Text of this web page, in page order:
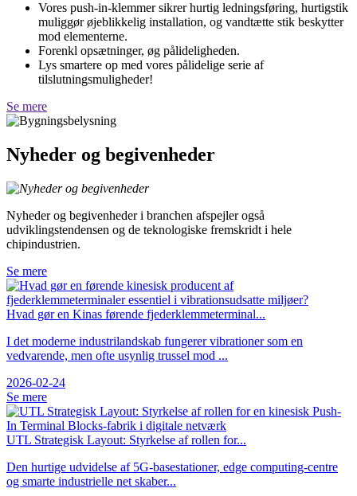
Vores push-in-klemmer sikrer hurtig ledningsføring, hurtigstik
muliggør øjeblikkelig installation, og vandtætte stik beskytter
mod elementerne.
Forenkl opsætninger, øg pålideligheden.
Lys smartere op med vores pålidelige serie af
tilslutningsmuligheder!
Se mere
Nyheder og begivenheder
Nyheder og begivenheder i branchen afspejler også
udviklingstendensen og de teknologiske fremskridt i hele
chipindustrien.
Se mere
Hvad gør en Kinas førende fjederklemmeterminal...
I det moderne industrilandskab fungerer vibrationer som en
vedvarende, men ofte usynlig trussel mod ...
2026-02-24
Se mere
UTL Strategisk Layout: Styrkelse af rollen for...
Den hurtige udvidelse af 5G-basestationer, edge computing-centre
og smarte industrielle net skaber...